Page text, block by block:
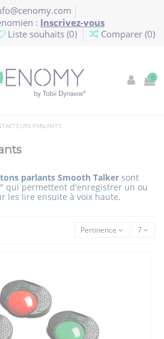
: Inscrivez-vous
Liste souhaits (0) Comparer (0)
0
PARLANTS
parlants Smooth Talker sont
qui permettent d'enregistrer un ou
les lire ensuite à voix haute.
Pertinence 7